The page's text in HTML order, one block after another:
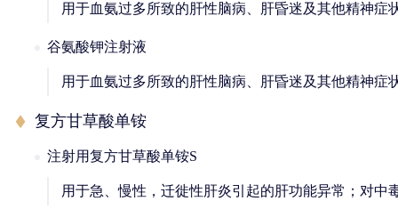
用于血氨过多所致的肝性脑病、肝昏迷及其他精神症
谷氨酸钾注射液
用于血氨过多所致的肝性脑病、肝昏迷及其他精神症
复方甘草酸单铵
注射用复方甘草酸单铵S
用于急、慢性，迁徙性肝炎引起的肝功能异常；对